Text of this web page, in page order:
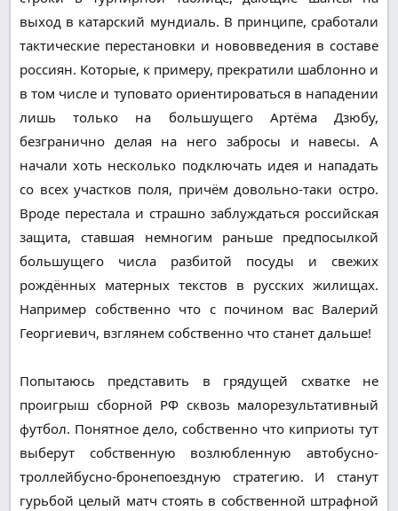
выход в катарский мундиаль. В принципе, сработали
тактические перестановки и нововведения в составе
россиян. Которые, к примеру, прекратили шаблонно и
в том числе и туповато ориентироваться в нападении
лишь только на большущего Артёма Дзюбу,
безгранично делая на него забросы и навесы. А
начали хоть несколько подключать идея и нападать
со всех участков поля, причём довольно-таки остро.
Вроде перестала и страшно заблуждаться российская
защита, ставшая немногим раньше предпосылкой
большущего числа разбитой посуды и свежих
рождённых матерных текстов в русских жилищах.
Например собственно что с почином вас Валерий
Георгиевич, взглянем собственно что станет дальше!
Попытаюсь представить в грядущей схватке не
проигрыш сборной РФ сквозь малорезультативный
футбол. Понятное дело, собственно что киприоты тут
выберут собственную возлюбленную автобусно-
троллейбусно-бронепоездную стратегию. И станут
гурьбой целый матч стоять в собственной штрафной